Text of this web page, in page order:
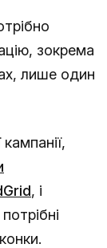
зокрема
лише один
, і